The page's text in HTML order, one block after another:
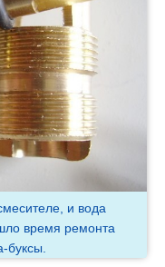
и вода
время ремонта
буксы.